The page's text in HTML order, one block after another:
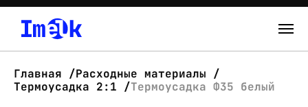
О нас
Главная
Расходные материалы
Термоусадка 2:1
Термоусадка Ф35 белый